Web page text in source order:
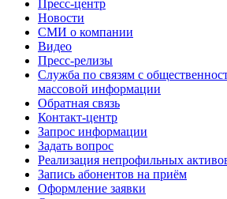
Пресс-центр
Новости
СМИ о компании
Видео
Пресс-релизы
Служба по связям с
массовой информации
Обратная связь
Контакт-центр
Запрос информации
Задать вопрос
Реализация непрофильных
Запись абонентов на приём
Оформление заявки